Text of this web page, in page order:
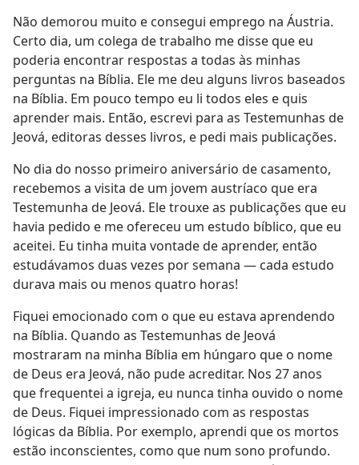
Não demorou muito e consegui emprego na Áustria.
Certo dia, um colega de trabalho me disse que eu
poderia encontrar respostas a todas às minhas
perguntas na Bíblia. Ele me deu alguns livros baseados
na Bíblia. Em pouco tempo eu li todos eles e quis
aprender mais. Então, escrevi para as Testemunhas de
Jeová, editoras desses livros, e pedi mais publicações.
No dia do nosso primeiro aniversário de casamento,
recebemos a visita de um jovem austríaco que era
Testemunha de Jeová. Ele trouxe as publicações que eu
havia pedido e me ofereceu um estudo bíblico, que eu
aceitei. Eu tinha muita vontade de aprender, então
estudávamos duas vezes por semana — cada estudo
durava mais ou menos quatro horas!
Fiquei emocionado com o que eu estava aprendendo
na Bíblia. Quando as Testemunhas de Jeová
mostraram na minha Bíblia em húngaro que o nome
de Deus era Jeová, não pude acreditar. Nos 27 anos
que frequentei a igreja, eu nunca tinha ouvido o nome
de Deus. Fiquei impressionado com as respostas
lógicas da Bíblia. Por exemplo, aprendi que os mortos
estão inconscientes, como que num sono profundo.